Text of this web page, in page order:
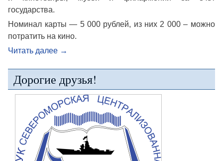
государства.
Номинал карты — 5 000 рублей, из них 2 000 – можно
потратить на кино.
Читать далее →
Дорогие друзья!